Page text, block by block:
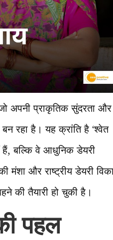
अपनी प्राकृतिक सुंदरता और
रहा है। यह क्रांति है ‘श्वेत
हैं, बल्कि वे आधुनिक डेयरी
मंशा और राष्ट्रीय डेयरी
की तैयारी हो चुकी है।
पहल